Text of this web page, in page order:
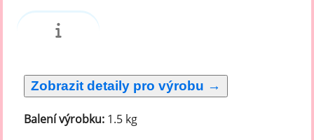
Balení výrobku: 1.5 kg